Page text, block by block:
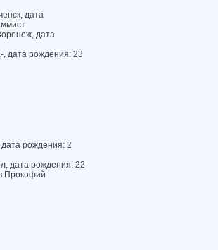
дата
дата
, дата рождения: 23
дата рождения: 2
дата рождения: 22
Прокофий